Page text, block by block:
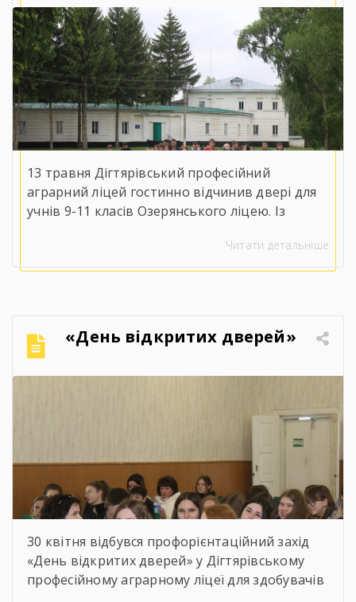
13 травня Дігтярівський професійний
аграрний ліцей гостинно відчинив двері для
учнів 9-11 класів Озерянського ліцею. Із
звернувся заступник директора з навчально-
виробничої роботи Сергій Коломієць, який
навчання та правилами прийому на 2026 рік.
Для гостей організували оглядову екскурсію
кабінетами, майстернями, лабораторіями та
Читати детальніше
«День відкритих дверей»
30 квітня відбувся профорієнтаційний захід
«День відкритих дверей» у Дігтярівському
професійному аграрному ліцеї для здобувачів